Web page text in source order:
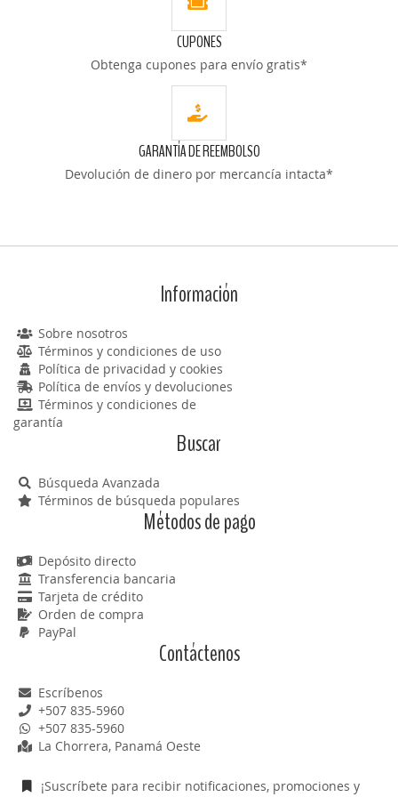
CUPONES
Obtenga cupones para envío gratis*
GARANTÍA DE REEMBOLSO
Devolución de dinero por mercancía intacta*
Información
Sobre nosotros
Términos y condiciones de uso
Política de privacidad y cookies
Política de envíos y devoluciones
Términos y condiciones de
garantía
Buscar
Búsqueda Avanzada
Términos de búsqueda populares
Métodos de pago
Depósito directo
Transferencia bancaria
Tarjeta de crédito
Orden de compra
PayPal
Contáctenos
Escríbenos
+507 835-5960
+507 835-5960
La Chorrera, Panamá Oeste
¡Suscríbete para recibir notificaciones, promociones y